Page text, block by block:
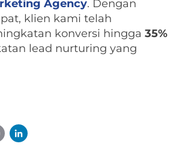
Agency. Dengan
klien kami telah
konversi hingga 35%
lead nurturing yang
Print